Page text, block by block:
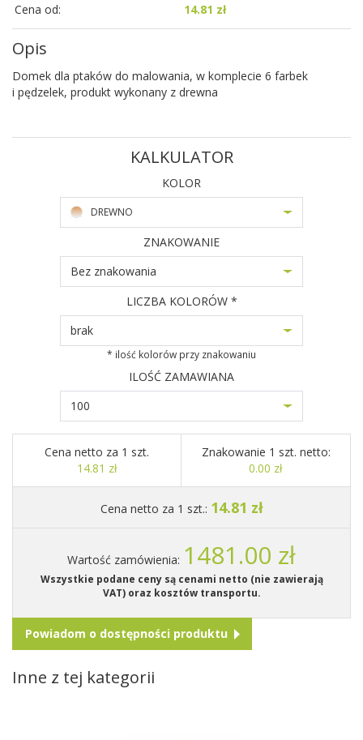
Cena od:
14.81 zł
Opis
Domek dla ptaków do malowania, w komplecie 6 farbek
i pędzelek, produkt wykonany z drewna
KALKULATOR
KOLOR
DREWNO
ZNAKOWANIE
Bez znakowania
LICZBA KOLORÓW *
brak
* ilość kolorów przy znakowaniu
ILOŚĆ ZAMAWIANA
100
Cena netto za 1 szt.
14.81 zł
Znakowanie 1 szt. netto:
0.00 zł
Cena netto za 1 szt.: 14.81 zł
Wartość zamówienia: 1481.00 zł
Wszystkie podane ceny są cenami netto (nie zawierają
VAT) oraz kosztów transportu.
Powiadom o dostępności produktu
Inne z tej kategorii